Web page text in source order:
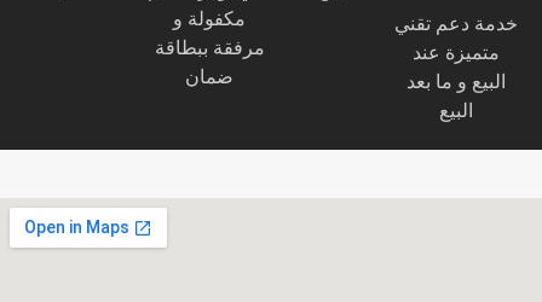
مكفولة و
مرفقة ببطاقة
ضمان
خدمة دعم تقني
متميزة عند
البيع و ما بعد
البيع